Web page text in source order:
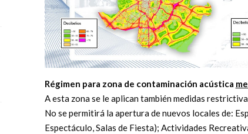
Régimen para zona de contaminación acústica
A esta zona se le aplican también medidas
No se permitirá la apertura de nuevos locales de:
Espectáculo, Salas de Fiesta); Actividades